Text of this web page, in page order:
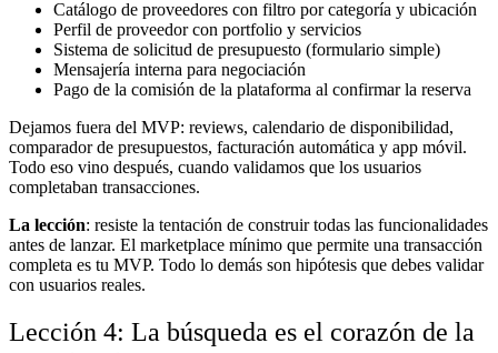
Catálogo de proveedores con filtro por categoría y ubicación
Perfil de proveedor con portfolio y servicios
Sistema de solicitud de presupuesto (formulario simple)
Mensajería interna para negociación
Pago de la comisión de la plataforma al confirmar la reserva
Dejamos fuera del MVP: reviews, calendario de disponibilidad,
comparador de presupuestos, facturación automática y app móvil.
Todo eso vino después, cuando validamos que los usuarios
completaban transacciones.
La lección: resiste la tentación de construir todas las funcionalidades
antes de lanzar. El marketplace mínimo que permite una transacción
completa es tu MVP. Todo lo demás son hipótesis que debes validar
con usuarios reales.
Lección 4: La búsqueda es el corazón de la